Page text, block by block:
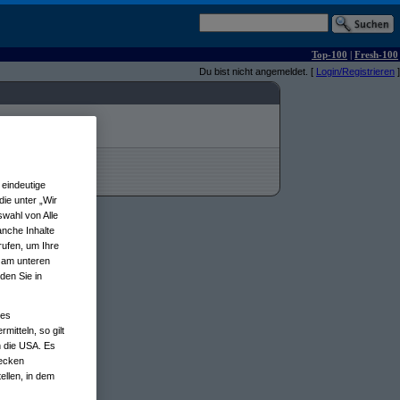
Top-100 | Fresh-100
Du bist nicht angemeldet. [ Login/Registrieren ]
unter „Wir
von Alle
Inhalte
um Ihre
unteren
Sie in
so gilt
die USA. Es
in dem